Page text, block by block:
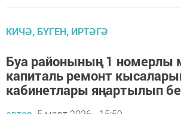
КИЧӘ, БҮГЕН, ИРТӘГӘ
Буа районының 1 номерлы
капиталь ремонт
кабинетлары яңартылып